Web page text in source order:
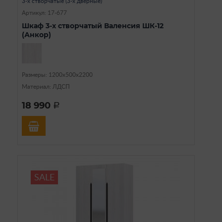
Артикул: 17-677
Шкаф 3-х створчатый Валенсия ШК-12
(Анкор)
Размеры: 1200х500х2200
Материал: ЛДСП
18 990 a
SALE